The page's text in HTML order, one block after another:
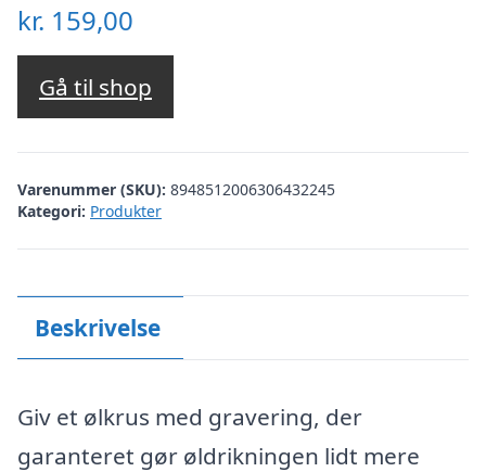
kr. 159,00
Gå til shop
Varenummer (SKU): 8948512006306432245
Kategori: Produkter
Beskrivelse
Giv et ølkrus med gravering, der
garanteret gør øldrikningen lidt mere